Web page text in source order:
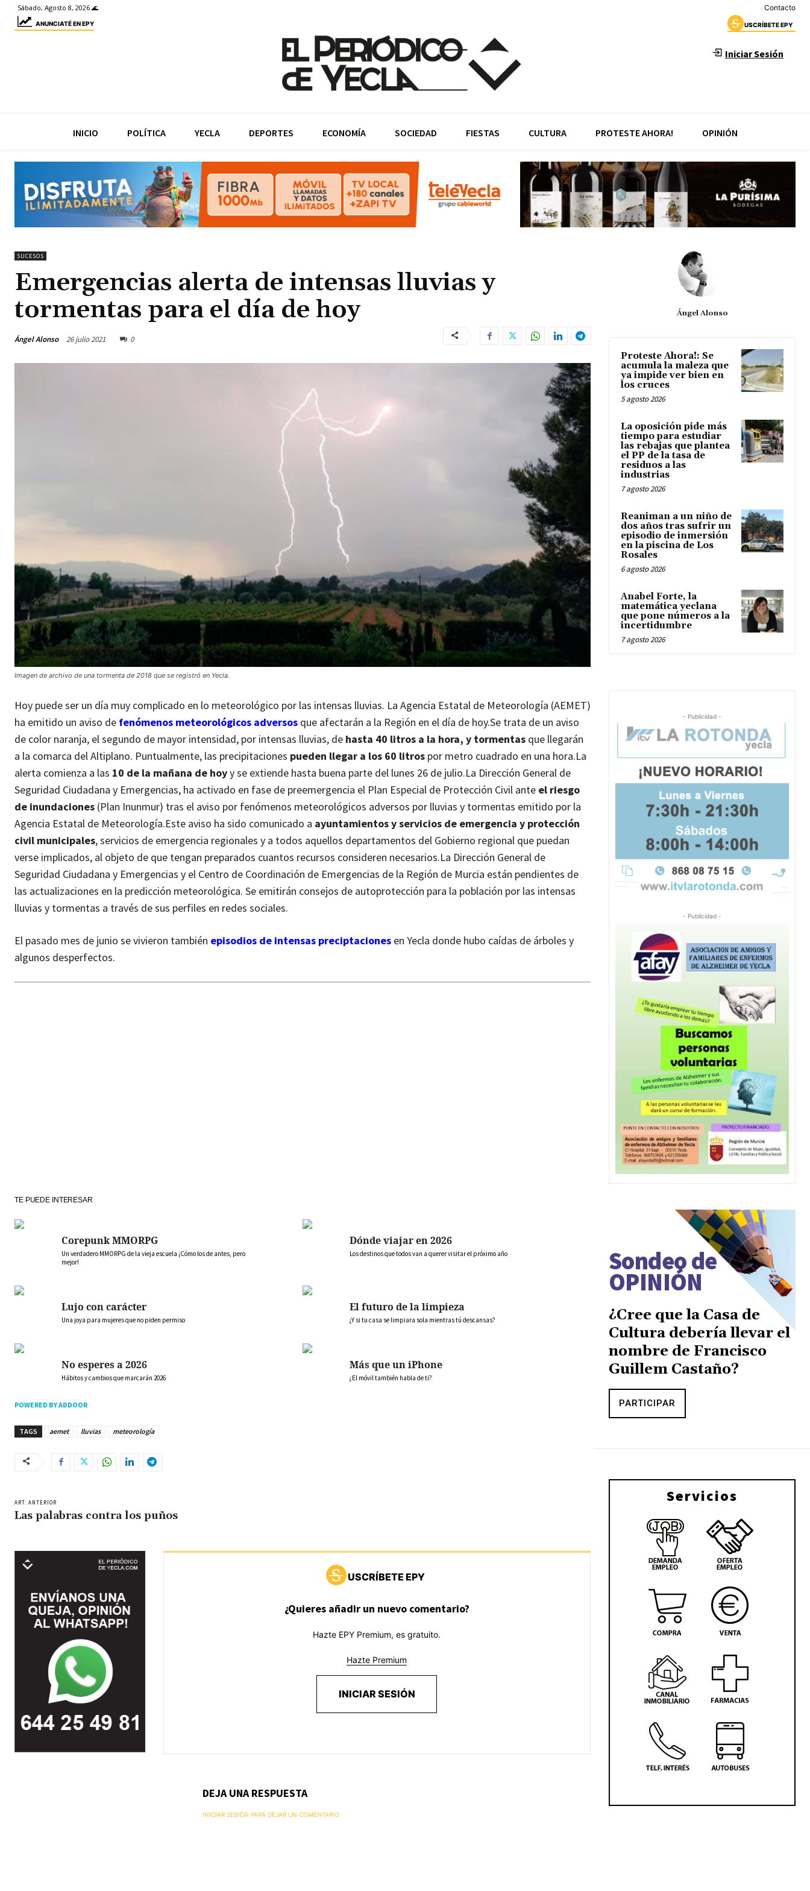
Sábado, Agosto 8, 2026 🌊 Contacto
ANUNCIATÉ EN EPY USCRÍBETE EPY
Iniciar Sesión
INICIO POLÍTICA YECLA DEPORTES ECONOMÍA SOCIEDAD FIESTAS CULTURA PROTESTE AHORA! OPINIÓN
SUCESOS
Emergencias alerta de intensas lluvias y
tormentas para el día de hoy
Ángel Alonso 26 julio 2021 0
Imagen de archivo de una tormenta de 2018 que se registró en Yecla.
Hoy puede ser un día muy complicado en lo meteorológico por las intensas lluvias. La Agencia Estatal de Meteorología (AEMET)
ha emitido un aviso de fenómenos meteorológicos adversos que afectarán a la Región en el día de hoy.Se trata de un aviso
de color naranja, el segundo de mayor intensidad, por intensas lluvias, de hasta 40 litros a la hora, y tormentas que llegarán
a la comarca del Altiplano. Puntualmente, las precipitaciones pueden llegar a los 60 litros por metro cuadrado en una hora.La
alerta comienza a las 10 de la mañana de hoyy se extiende hasta buena parte del lunes 26 de julio.La Dirección General de
Seguridad Ciudadana y Emergencias, ha activado en fase de preemergencia el Plan Especial de Protección Civil ante el riesgo
de inundaciones (Plan Inunmur) tras el aviso por fenómenos meteorológicos adversos por lluvias y tormentas emitido por la
Agencia Estatal de Meteorología.Este aviso ha sido comunicado a ayuntamientos y servicios de emergencia y protección
civil municipales, servicios de emergencia regionales y a todos aquellos departamentos del Gobierno regional que puedan
verse implicados, al objeto de que tengan preparados cuantos recursos consideren necesarios.La Dirección General de
Seguridad Ciudadana y Emergencias y el Centro de Coordinación de Emergencias de la Región de Murcia están pendientes de
las actualizaciones en la predicción meteorológica. Se emitirán consejos de autoprotección para la población por las intensas
lluvias y tormentas a través de sus perfiles en redes sociales.
El pasado mes de junio se vivieron también episodios de intensas preciptaciones en Yecla donde hubo caídas de árboles y
algunos desperfectos.
TE PUEDE INTERESAR
Corepunk MMORPG
Un verdadero MMORPG de la vieja escuela ¡Cómo los de antes, pero
mejor!
Dónde viajar en 2026
Los destinos que todos van a querer visitar el próximo año
Lujo con carácter
Una joya para mujeres que no piden permiso
El futuro de la limpieza
¿Y si tu casa se limpiara sola mientras tú descansas?
No esperes a 2026
Hábitos y cambios que marcarán 2026
Más que un iPhone
¿El móvil también habla de ti?
POWERED BY ADDOOR
TAGS aemet lluvias meteorología
ART. ANTERIOR
Las palabras contra los puños
USCRÍBETE EPY
¿Quieres añadir un nuevo comentario?
Hazte EPY Premium, es gratuito.
Hazte Premium
INICIAR SESIÓN
DEJA UNA RESPUESTA
INICIAR SESIÓN PARA DEJAR UN COMENTARIO
Ángel Alonso
Proteste Ahora!: Se
acumula la maleza que
ya impide ver bien en
los cruces
5 agosto 2026
La oposición pide más
tiempo para estudiar
las rebajas que plantea
el PP de la tasa de
residuos a las
industrias
7 agosto 2026
Reaniman a un niño de
dos años tras sufrir un
episodio de inmersión
en la piscina de Los
Rosales
6 agosto 2026
Anabel Forte, la
matemática yeclana
que pone números a la
incertidumbre
7 agosto 2026
- Publicidad -
- Publicidad -
Sondeo de
OPINIÓN
¿Cree que la Casa de
Cultura debería llevar el
nombre de Francisco
Guillem Castaño?
PARTICIPAR
Servicios